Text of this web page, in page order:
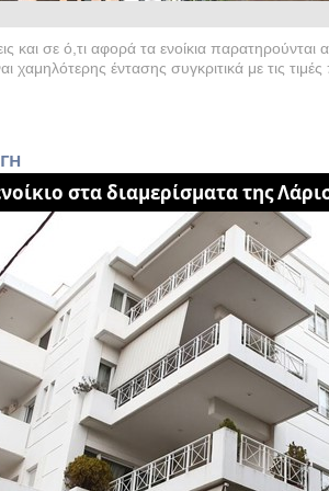
και σε ό,τι αφορά τα ενοίκια
χαμηλότερης έντασης συγκριτικά με τις
στα διαμερίσματα της